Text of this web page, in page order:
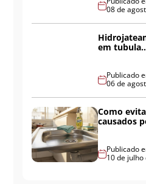
08 de
em
Publicado
06 de
Como
causados
Publicado
10 de julho